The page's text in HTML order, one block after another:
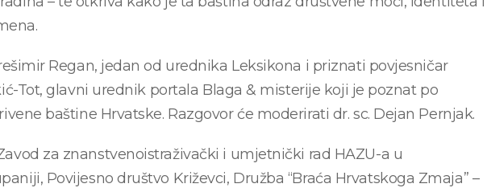
Regan, jedan od urednika Leksikona i priznati povjesničar
Tot, glavni urednik portala Blaga & misterije koji je poznat po
baštine Hrvatske. Razgovor će moderirati dr. sc. Dejan Pernjak.
za znanstvenoistraživački i umjetnički rad HAZU-a u
Povijesno društvo Križevci, Družba “Braća Hrvatskoga Zmaja” –